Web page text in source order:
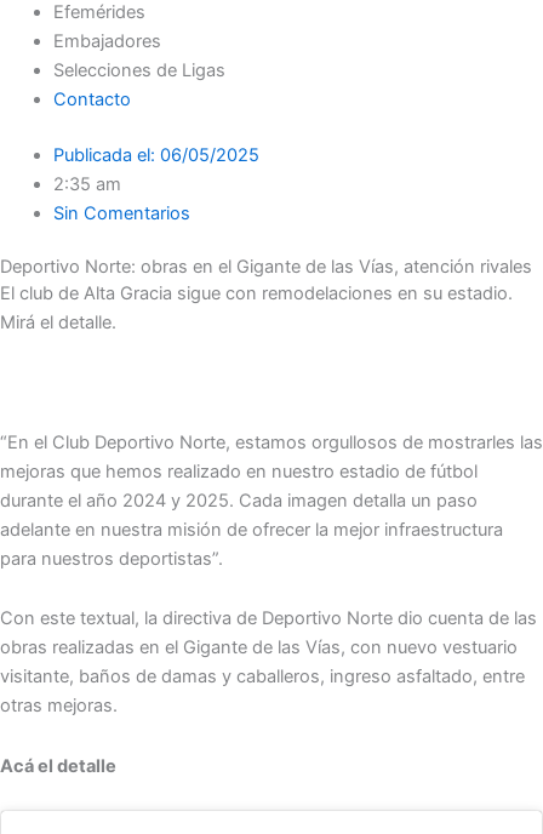
Efemérides
Embajadores
Selecciones de Ligas
Contacto
Publicada el: 06/05/2025
2:35 am
Sin Comentarios
Deportivo Norte: obras en el Gigante de las Vías, atención rivales
El club de Alta Gracia sigue con remodelaciones en su estadio.
Mirá el detalle.
“En el Club Deportivo Norte, estamos orgullosos de mostrarles las
mejoras que hemos realizado en nuestro estadio de fútbol
durante el año 2024 y 2025. Cada imagen detalla un paso
adelante en nuestra misión de ofrecer la mejor infraestructura
para nuestros deportistas”.
Con este textual, la directiva de Deportivo Norte dio cuenta de las
obras realizadas en el Gigante de las Vías, con nuevo vestuario
visitante, baños de damas y caballeros, ingreso asfaltado, entre
otras mejoras.
Acá el detalle